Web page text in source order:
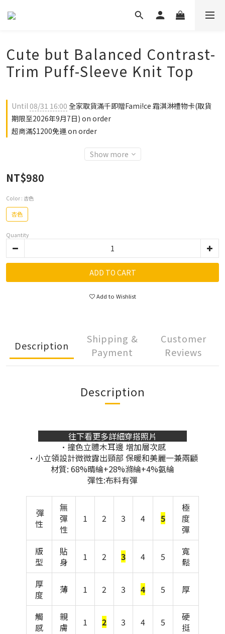
Cute but Balanced Contrast-
Trim Puff-Sleeve Knit Top
Until08/31 16:00 全家取貨滿千即贈Fami!ce 霜淇淋禮物卡(取貨
期限至2026年9月7日) on order
超商滿$1200免運 on order
Show more
NT$980
Color : 杏色
杏色
Quantity
ADD TO CART
Add to Wishlist
Description
Shipping &
Payment
Customer
Reviews
Description
往下看更多詳細穿搭照片
•撞色立體木耳邊 增加層次感
•小立領設計微微露出頸部 保暖和美麗一兼兩顧
材質: 68%晴綸+28%滌綸+4%氨綸
彈性:布料有彈
彈
性
無
彈
性
1 2 3 4 5
極
度
彈
版
型
貼
身
1 2 3 4 5
寬
鬆
厚
度
薄 1 2 3 4 5 厚
觸
感
親
膚
1 2 3 4 5
硬
挺